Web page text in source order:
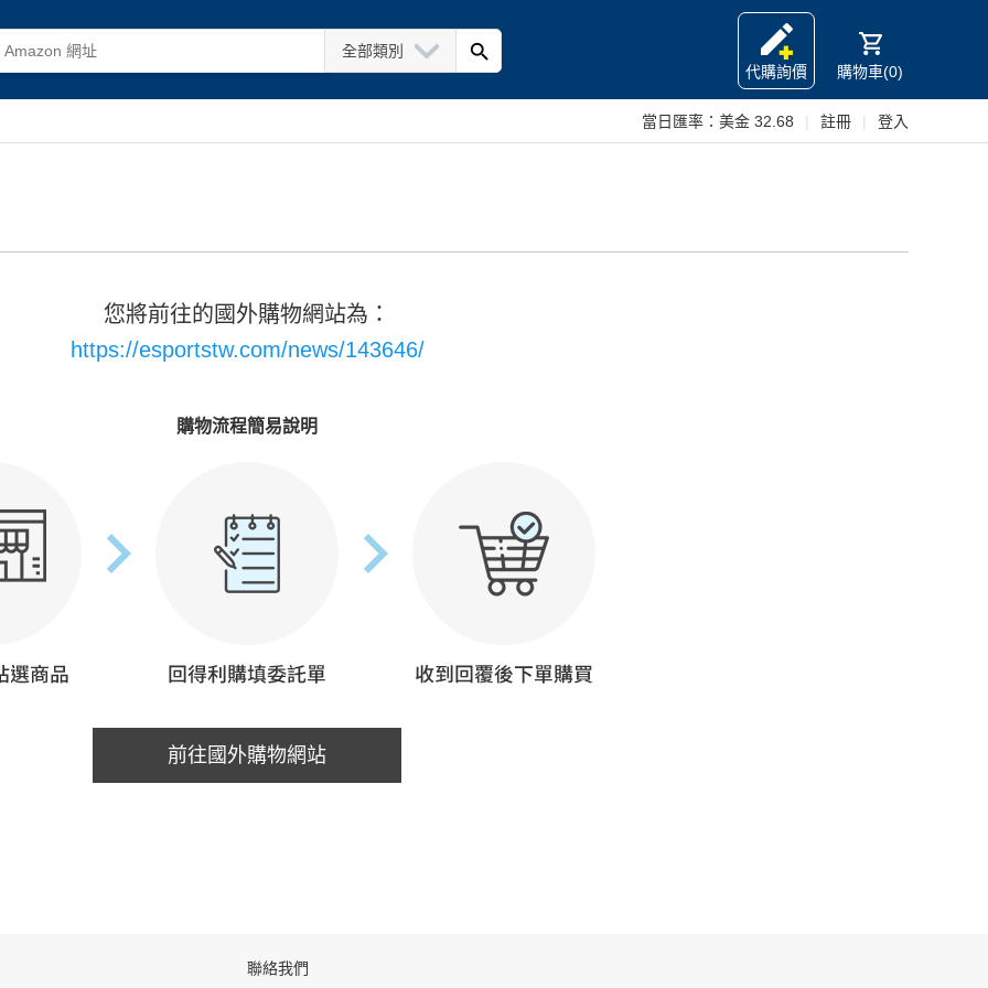
全部類別
代購詢價
購物車(0)
當日匯率： 美金 32.68 註冊 登入
您將前往的國外購物網站為：
https://esportstw.com/news/143646/
購物流程簡易說明
前往國外購物網站
聯絡我們